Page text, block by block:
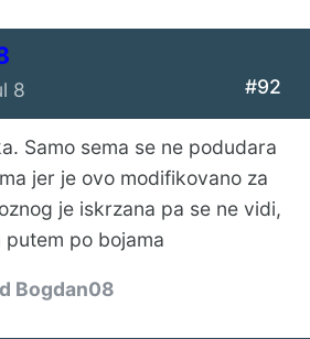
8 #92
Samo sema se ne podudara
jer je ovo modifikovano za
je iskrzana pa se ne vidi,
po bojama
Bogdan08